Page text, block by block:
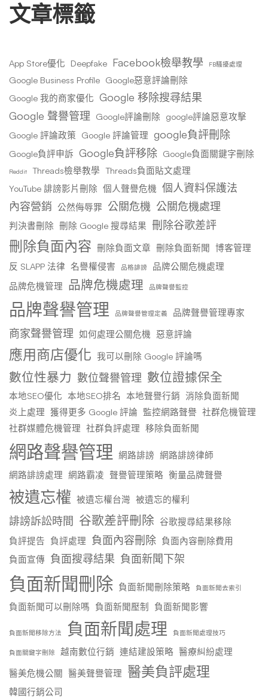
文章標籤
App Store優化 Deepfake Facebook檢舉教學 FB騷擾處理
Google Business Profile Google惡意評論刪除
Google 我的商家優化 Google 移除搜尋結果
Google 聲譽管理 Google評論刪除 google評論惡意攻擊
Google 評論政策 Google 評論管理 google負評刪除
Google負評申訴 Google負評移除 Google負面關鍵字刪除
Reddit Threads檢舉教學 Threads負面貼文處理
YouTube 誹謗影片刪除 個人聲譽危機 個人資料保護法
內容營銷 公然侮辱罪 公關危機 公關危機處理
判決書刪除 刪除 Google 搜尋結果 刪除谷歌差評
刪除負面內容 刪除負面文章 刪除負面新聞 博客管理
反 SLAPP 法律 名譽權侵害 品格誹謗
品牌公關危機處理
品牌危機管理 品牌危機處理 品牌聲譽監控
品牌聲譽管理 品牌聲譽管理定義 品牌聲譽管理專家
商家聲譽管理 如何處理公關危機 惡意評論
應用商店優化 我可以刪除 Google 評論嗎
數位性暴力 數位聲譽管理 數位證據保全
本地SEO優化 本地SEO排名 本地聲譽行銷 消除負面新聞
炎上處理 獲得更多 Google 評論 監控網路聲譽 社群危機管理
社群媒體危機管理 社群負評處理 移除負面新聞
網路聲譽管理 網路誹謗 網路誹謗律師
網路誹謗處理 網路霸凌 聲譽管理策略 衡量品牌聲譽
被遺忘權 被遺忘權台灣 被遺忘的權利
誹謗訴訟時間 谷歌差評刪除 谷歌搜尋結果移除
負評提告 負評處理 負面內容刪除 負面內容刪除費用
負面宣傳 負面搜尋結果 負面新聞下架
負面新聞刪除 負面新聞刪除策略 負面新聞去索引
負面新聞可以刪除嗎 負面新聞壓制 負面新聞影響
負面新聞移除方法 負面新聞處理 負面新聞處理技巧
負面關鍵字刪除 越南數位行銷 連結建設策略 醫療糾紛處理
醫美危機公關 醫美聲譽管理 醫美負評處理
韓國行銷公司